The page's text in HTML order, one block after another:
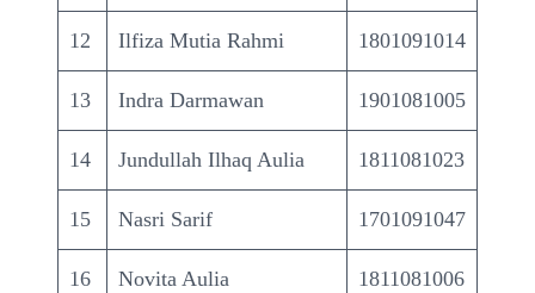
12 Ilfiza Mutia Rahmi 1801091014
13 Indra Darmawan 1901081005
14 Jundullah Ilhaq Aulia 1811081023
15 Nasri Sarif 1701091047
16 Novita Aulia 1811081006